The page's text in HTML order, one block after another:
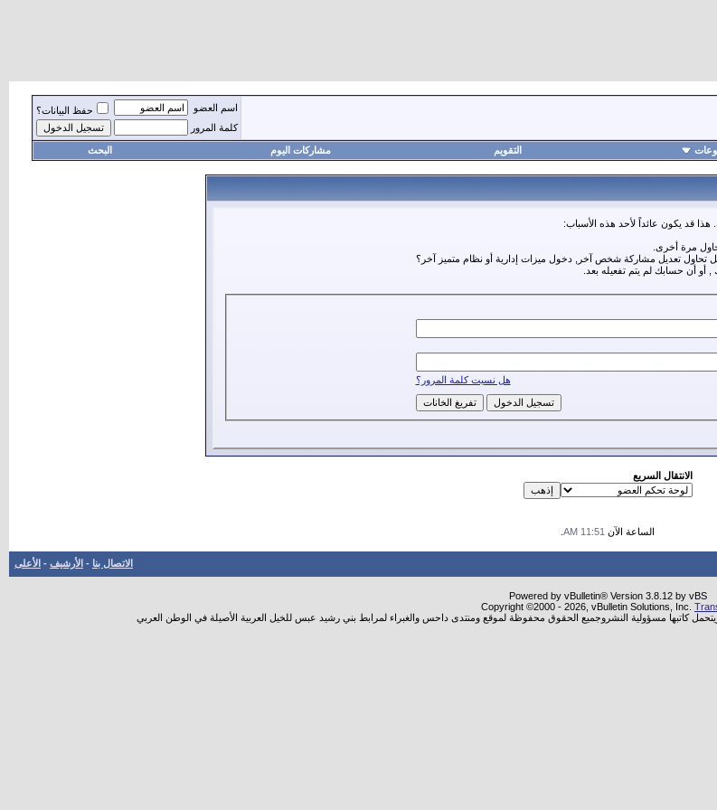
اسم العضو
حفظ البيانات؟
كلمة المرور
التقويم مشاركات اليوم البحث
قد يكون عائداً لأحد هذه الأسباب:
مرة أخرى.
تحاول تعديل مشاركة شخص آخر, دخول ميزات إدارية أو نظام متميز آخر؟
أو أن حسابك لم يتم تفعيله بعد.
هل نسيت كلمة المرور؟
الانتقال السريع
الساعة الآن 11:51 AM
الاتصال بنا - الأرشيف - الأعلى
Powered by vBulletin® Version 3.8.12 by vBS
Copyright ©2000 - 2026, vBulletin Solutions, Inc.
كاتبها مسؤولية النشروجميع الحقوق محفوظة لموقع ومنتدى داحس والغبراء لمرابط بني رشيد عبس للخيل العربية الأصيلة في الوطن العربي